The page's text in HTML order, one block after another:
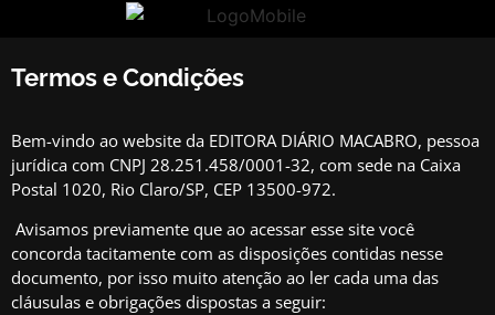
Termos e Condições
Bem-vindo ao website da EDITORA DIÁRIO MACABRO, pessoa
jurídica com CNPJ 28.251.458/0001-32, com sede na Caixa
Postal 1020, Rio Claro/SP, CEP 13500-972.
Avisamos previamente que ao acessar esse site você
concorda tacitamente com as disposições contidas nesse
documento, por isso muito atenção ao ler cada uma das
cláusulas e obrigações dispostas a seguir: